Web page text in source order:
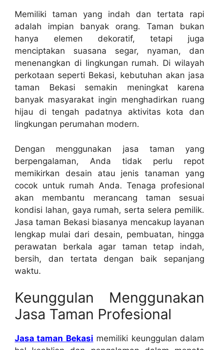
Memiliki taman yang indah dan tertata rapi
adalah impian banyak orang. Taman bukan
hanya elemen dekoratif, tetapi juga
menciptakan suasana segar, nyaman, dan
menenangkan di lingkungan rumah. Di wilayah
perkotaan seperti Bekasi, kebutuhan akan jasa
taman Bekasi semakin meningkat karena
banyak masyarakat ingin menghadirkan ruang
hijau di tengah padatnya aktivitas kota dan
lingkungan perumahan modern.
Dengan menggunakan jasa taman yang
berpengalaman, Anda tidak perlu repot
memikirkan desain atau jenis tanaman yang
cocok untuk rumah Anda. Tenaga profesional
akan membantu merancang taman sesuai
kondisi lahan, gaya rumah, serta selera pemilik.
Jasa taman Bekasi biasanya mencakup layanan
lengkap mulai dari desain, pembuatan, hingga
perawatan berkala agar taman tetap indah,
bersih, dan tertata dengan baik sepanjang
waktu.
Keunggulan Menggunakan
Jasa Taman Profesional
Jasa taman Bekasi memiliki keunggulan dalam